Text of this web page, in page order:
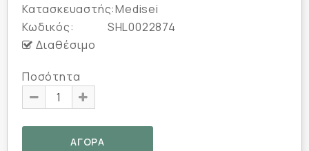
Κατασκευαστής:Medisei
Κωδικός:
SHL0022874
Διαθέσιμο
Ποσότητα